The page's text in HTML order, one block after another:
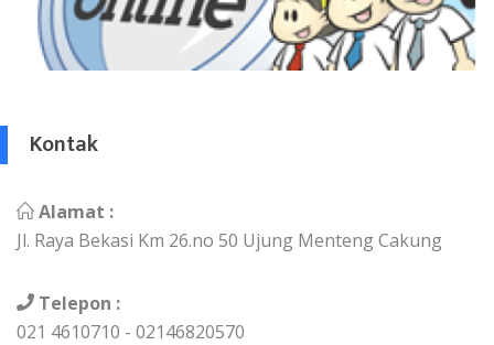
Kontak
Alamat :
Jl. Raya Bekasi Km 26.no 50 Ujung Menteng Cakung
Telepon :
021 4610710 - 02146820570